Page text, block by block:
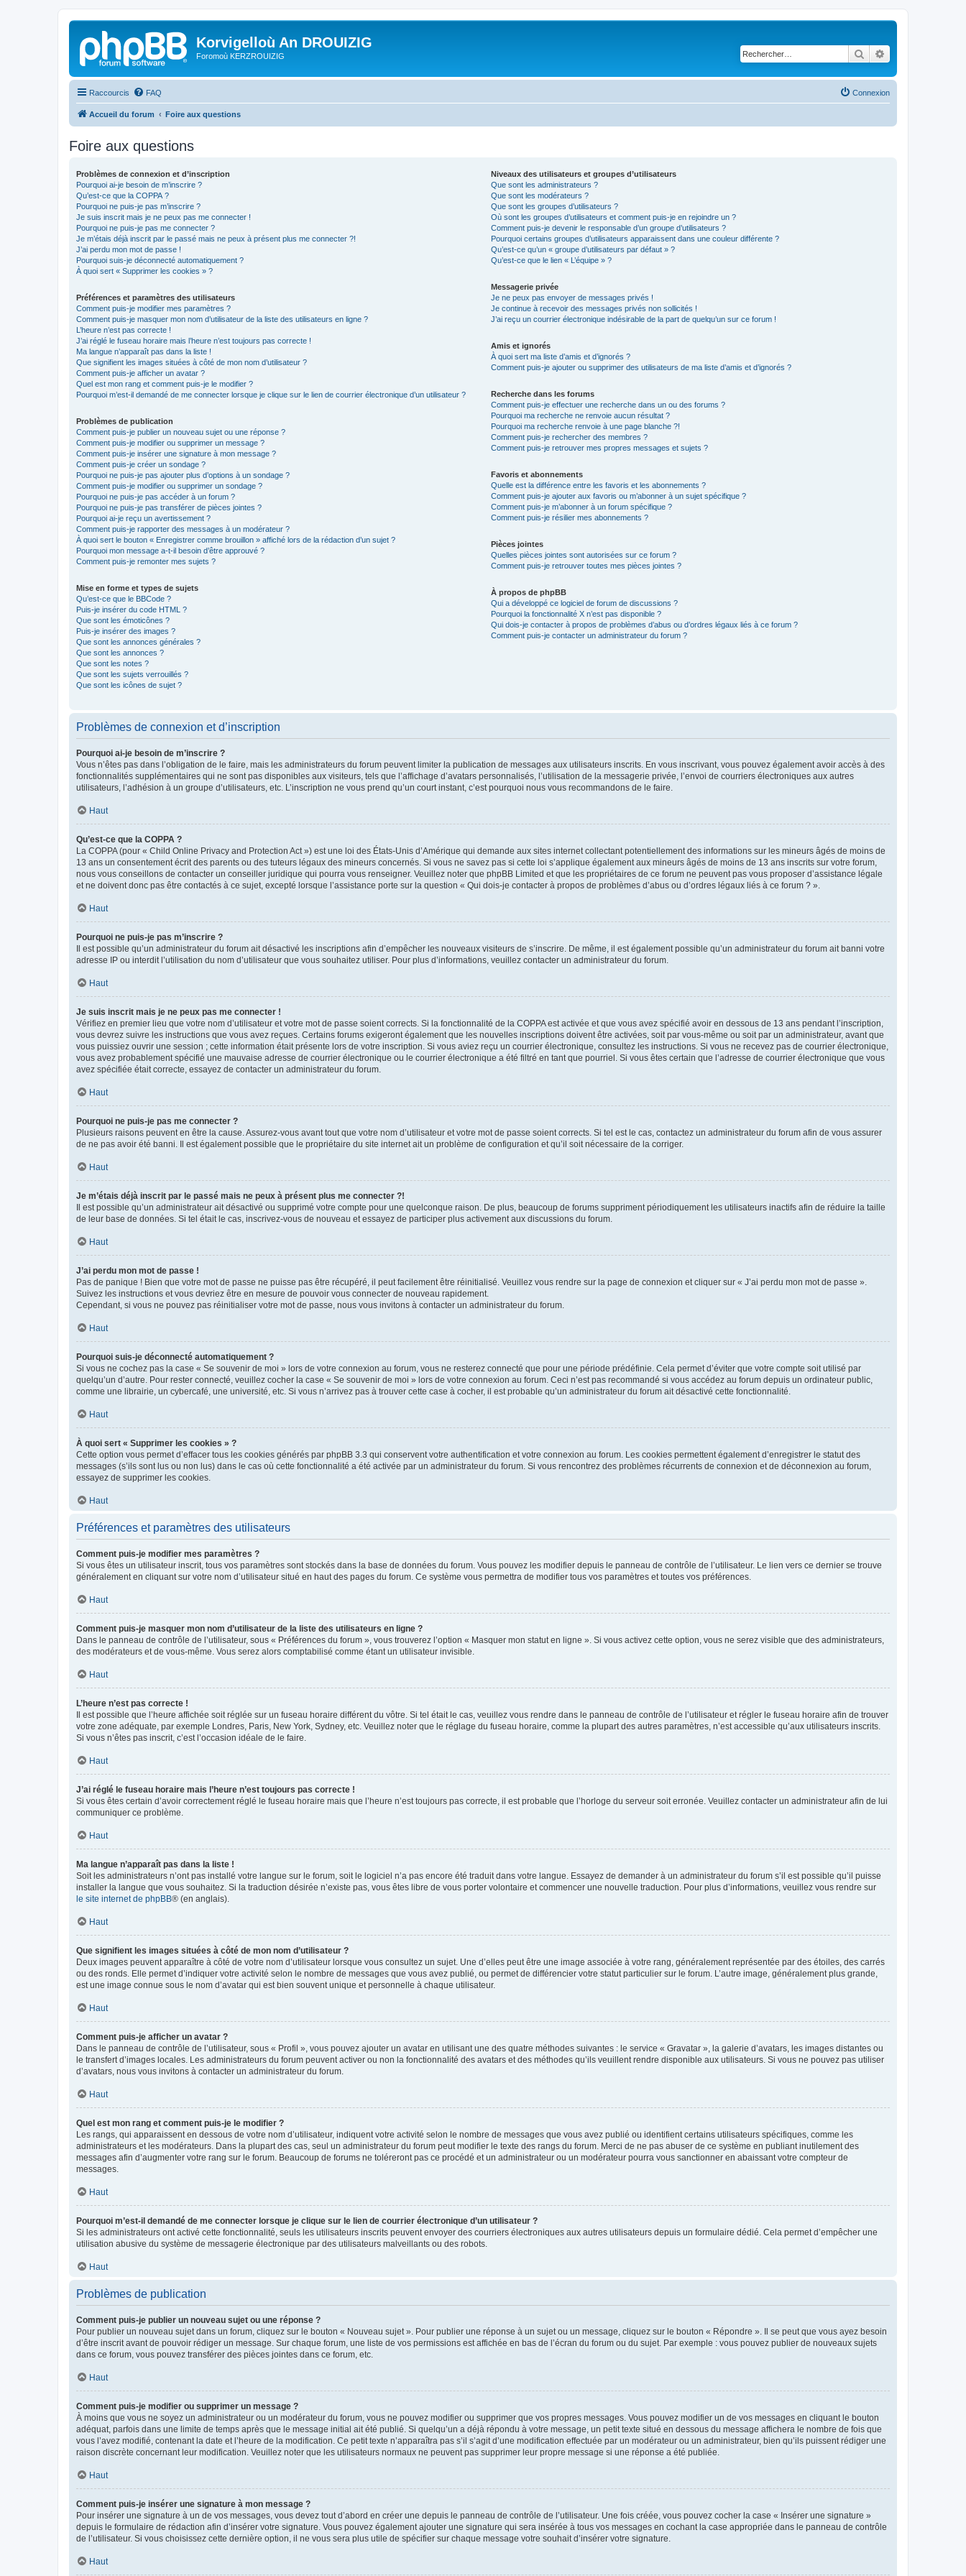
Korvigelloù An DROUIZIG
Foromoù KERZROUIZIG Rechercher
Raccourcis FAQ Connexion
Accueil du forum Foire aux questions
Foire aux questions
Problèmes de connexion et d’inscription
Pourquoi ai-je besoin de m’inscrire ?
Qu’est-ce que la COPPA ?
Pourquoi ne puis-je pas m’inscrire ?
Je suis inscrit mais je ne peux pas me connecter !
Pourquoi ne puis-je pas me connecter ?
Je m’étais déjà inscrit par le passé mais ne peux à présent plus me connecter ?!
J’ai perdu mon mot de passe !
Pourquoi suis-je déconnecté automatiquement ?
À quoi sert « Supprimer les cookies » ?
Préférences et paramètres des utilisateurs
Comment puis-je modifier mes paramètres ?
Comment puis-je masquer mon nom d’utilisateur de la liste des utilisateurs en ligne ?
L’heure n’est pas correcte !
J’ai réglé le fuseau horaire mais l’heure n’est toujours pas correcte !
Ma langue n’apparaît pas dans la liste !
Que signifient les images situées à côté de mon nom d’utilisateur ?
Comment puis-je afficher un avatar ?
Quel est mon rang et comment puis-je le modifier ?
Pourquoi m’est-il demandé de me connecter lorsque je clique sur le lien de courrier électronique d’un utilisateur ?
Problèmes de publication
Comment puis-je publier un nouveau sujet ou une réponse ?
Comment puis-je modifier ou supprimer un message ?
Comment puis-je insérer une signature à mon message ?
Comment puis-je créer un sondage ?
Pourquoi ne puis-je pas ajouter plus d’options à un sondage ?
Comment puis-je modifier ou supprimer un sondage ?
Pourquoi ne puis-je pas accéder à un forum ?
Pourquoi ne puis-je pas transférer de pièces jointes ?
Pourquoi ai-je reçu un avertissement ?
Comment puis-je rapporter des messages à un modérateur ?
À quoi sert le bouton « Enregistrer comme brouillon » affiché lors de la rédaction d’un sujet ?
Pourquoi mon message a-t-il besoin d’être approuvé ?
Comment puis-je remonter mes sujets ?
Mise en forme et types de sujets
Qu’est-ce que le BBCode ?
Puis-je insérer du code HTML ?
Que sont les émoticônes ?
Puis-je insérer des images ?
Que sont les annonces générales ?
Que sont les annonces ?
Que sont les notes ?
Que sont les sujets verrouillés ?
Que sont les icônes de sujet ?
Niveaux des utilisateurs et groupes d’utilisateurs
Que sont les administrateurs ?
Que sont les modérateurs ?
Que sont les groupes d’utilisateurs ?
Où sont les groupes d’utilisateurs et comment puis-je en rejoindre un ?
Comment puis-je devenir le responsable d’un groupe d’utilisateurs ?
Pourquoi certains groupes d’utilisateurs apparaissent dans une couleur différente ?
Qu’est-ce qu’un « groupe d’utilisateurs par défaut » ?
Qu’est-ce que le lien « L’équipe » ?
Messagerie privée
Je ne peux pas envoyer de messages privés !
Je continue à recevoir des messages privés non sollicités !
J’ai reçu un courrier électronique indésirable de la part de quelqu’un sur ce forum !
Amis et ignorés
À quoi sert ma liste d’amis et d’ignorés ?
Comment puis-je ajouter ou supprimer des utilisateurs de ma liste d’amis et d’ignorés ?
Recherche dans les forums
Comment puis-je effectuer une recherche dans un ou des forums ?
Pourquoi ma recherche ne renvoie aucun résultat ?
Pourquoi ma recherche renvoie à une page blanche ?!
Comment puis-je rechercher des membres ?
Comment puis-je retrouver mes propres messages et sujets ?
Favoris et abonnements
Quelle est la différence entre les favoris et les abonnements ?
Comment puis-je ajouter aux favoris ou m’abonner à un sujet spécifique ?
Comment puis-je m’abonner à un forum spécifique ?
Comment puis-je résilier mes abonnements ?
Pièces jointes
Quelles pièces jointes sont autorisées sur ce forum ?
Comment puis-je retrouver toutes mes pièces jointes ?
À propos de phpBB
Qui a développé ce logiciel de forum de discussions ?
Pourquoi la fonctionnalité X n’est pas disponible ?
Qui dois-je contacter à propos de problèmes d’abus ou d’ordres légaux liés à ce forum ?
Comment puis-je contacter un administrateur du forum ?
Problèmes de connexion et d’inscription
Pourquoi ai-je besoin de m’inscrire ?
Vous n’êtes pas dans l’obligation de le faire, mais les administrateurs du forum peuvent limiter la publication de messages aux utilisateurs inscrits. En vous inscrivant, vous pouvez également avoir accès à des
fonctionnalités supplémentaires qui ne sont pas disponibles aux visiteurs, tels que l’affichage d’avatars personnalisés, l’utilisation de la messagerie privée, l’envoi de courriers électroniques aux autres
utilisateurs, l’adhésion à un groupe d’utilisateurs, etc. L’inscription ne vous prend qu’un court instant, c’est pourquoi nous vous recommandons de le faire.
Haut
Qu’est-ce que la COPPA ?
La COPPA (pour « Child Online Privacy and Protection Act ») est une loi des États-Unis d’Amérique qui demande aux sites internet collectant potentiellement des informations sur les mineurs âgés de moins de
13 ans un consentement écrit des parents ou des tuteurs légaux des mineurs concernés. Si vous ne savez pas si cette loi s’applique également aux mineurs âgés de moins de 13 ans inscrits sur votre forum,
nous vous conseillons de contacter un conseiller juridique qui pourra vous renseigner. Veuillez noter que phpBB Limited et que les propriétaires de ce forum ne peuvent pas vous proposer d’assistance légale
et ne doivent donc pas être contactés à ce sujet, excepté lorsque l’assistance porte sur la question « Qui dois-je contacter à propos de problèmes d’abus ou d’ordres légaux liés à ce forum ? ».
Haut
Pourquoi ne puis-je pas m’inscrire ?
Il est possible qu’un administrateur du forum ait désactivé les inscriptions afin d’empêcher les nouveaux visiteurs de s’inscrire. De même, il est également possible qu’un administrateur du forum ait banni votre
adresse IP ou interdit l’utilisation du nom d’utilisateur que vous souhaitez utiliser. Pour plus d’informations, veuillez contacter un administrateur du forum.
Haut
Je suis inscrit mais je ne peux pas me connecter !
Vérifiez en premier lieu que votre nom d’utilisateur et votre mot de passe soient corrects. Si la fonctionnalité de la COPPA est activée et que vous avez spécifié avoir en dessous de 13 ans pendant l’inscription,
vous devrez suivre les instructions que vous avez reçues. Certains forums exigeront également que les nouvelles inscriptions doivent être activées, soit par vous-même ou soit par un administrateur, avant que
vous puissiez ouvrir une session ; cette information était présente lors de votre inscription. Si vous aviez reçu un courrier électronique, consultez les instructions. Si vous ne recevez pas de courrier électronique,
vous avez probablement spécifié une mauvaise adresse de courrier électronique ou le courrier électronique a été filtré en tant que pourriel. Si vous êtes certain que l’adresse de courrier électronique que vous
avez spécifiée était correcte, essayez de contacter un administrateur du forum.
Haut
Pourquoi ne puis-je pas me connecter ?
Plusieurs raisons peuvent en être la cause. Assurez-vous avant tout que votre nom d’utilisateur et votre mot de passe soient corrects. Si tel est le cas, contactez un administrateur du forum afin de vous assurer
de ne pas avoir été banni. Il est également possible que le propriétaire du site internet ait un problème de configuration et qu’il soit nécessaire de la corriger.
Haut
Je m’étais déjà inscrit par le passé mais ne peux à présent plus me connecter ?!
Il est possible qu’un administrateur ait désactivé ou supprimé votre compte pour une quelconque raison. De plus, beaucoup de forums suppriment périodiquement les utilisateurs inactifs afin de réduire la taille
de leur base de données. Si tel était le cas, inscrivez-vous de nouveau et essayez de participer plus activement aux discussions du forum.
Haut
J’ai perdu mon mot de passe !
Pas de panique ! Bien que votre mot de passe ne puisse pas être récupéré, il peut facilement être réinitialisé. Veuillez vous rendre sur la page de connexion et cliquer sur « J’ai perdu mon mot de passe ».
Suivez les instructions et vous devriez être en mesure de pouvoir vous connecter de nouveau rapidement.
Cependant, si vous ne pouvez pas réinitialiser votre mot de passe, nous vous invitons à contacter un administrateur du forum.
Haut
Pourquoi suis-je déconnecté automatiquement ?
Si vous ne cochez pas la case « Se souvenir de moi » lors de votre connexion au forum, vous ne resterez connecté que pour une période prédéfinie. Cela permet d’éviter que votre compte soit utilisé par
quelqu’un d’autre. Pour rester connecté, veuillez cocher la case « Se souvenir de moi » lors de votre connexion au forum. Ceci n’est pas recommandé si vous accédez au forum depuis un ordinateur public,
comme une librairie, un cybercafé, une université, etc. Si vous n’arrivez pas à trouver cette case à cocher, il est probable qu’un administrateur du forum ait désactivé cette fonctionnalité.
Haut
À quoi sert « Supprimer les cookies » ?
Cette option vous permet d’effacer tous les cookies générés par phpBB 3.3 qui conservent votre authentification et votre connexion au forum. Les cookies permettent également d’enregistrer le statut des
messages (s’ils sont lus ou non lus) dans le cas où cette fonctionnalité a été activée par un administrateur du forum. Si vous rencontrez des problèmes récurrents de connexion et de déconnexion au forum,
essayez de supprimer les cookies.
Haut
Préférences et paramètres des utilisateurs
Comment puis-je modifier mes paramètres ?
Si vous êtes un utilisateur inscrit, tous vos paramètres sont stockés dans la base de données du forum. Vous pouvez les modifier depuis le panneau de contrôle de l’utilisateur. Le lien vers ce dernier se trouve
généralement en cliquant sur votre nom d’utilisateur situé en haut des pages du forum. Ce système vous permettra de modifier tous vos paramètres et toutes vos préférences.
Haut
Comment puis-je masquer mon nom d’utilisateur de la liste des utilisateurs en ligne ?
Dans le panneau de contrôle de l’utilisateur, sous « Préférences du forum », vous trouverez l’option « Masquer mon statut en ligne ». Si vous activez cette option, vous ne serez visible que des administrateurs,
des modérateurs et de vous-même. Vous serez alors comptabilisé comme étant un utilisateur invisible.
Haut
L’heure n’est pas correcte !
Il est possible que l’heure affichée soit réglée sur un fuseau horaire différent du vôtre. Si tel était le cas, veuillez vous rendre dans le panneau de contrôle de l’utilisateur et régler le fuseau horaire afin de trouver
votre zone adéquate, par exemple Londres, Paris, New York, Sydney, etc. Veuillez noter que le réglage du fuseau horaire, comme la plupart des autres paramètres, n’est accessible qu’aux utilisateurs inscrits.
Si vous n’êtes pas inscrit, c’est l’occasion idéale de le faire.
Haut
J’ai réglé le fuseau horaire mais l’heure n’est toujours pas correcte !
Si vous êtes certain d’avoir correctement réglé le fuseau horaire mais que l’heure n’est toujours pas correcte, il est probable que l’horloge du serveur soit erronée. Veuillez contacter un administrateur afin de lui
communiquer ce problème.
Haut
Ma langue n’apparaît pas dans la liste !
Soit les administrateurs n’ont pas installé votre langue sur le forum, soit le logiciel n’a pas encore été traduit dans votre langue. Essayez de demander à un administrateur du forum s’il est possible qu’il puisse
installer la langue que vous souhaitez. Si la traduction désirée n’existe pas, vous êtes libre de vous porter volontaire et commencer une nouvelle traduction. Pour plus d’informations, veuillez vous rendre sur
le site internet de phpBB® (en anglais).
Haut
Que signifient les images situées à côté de mon nom d’utilisateur ?
Deux images peuvent apparaître à côté de votre nom d’utilisateur lorsque vous consultez un sujet. Une d’elles peut être une image associée à votre rang, généralement représentée par des étoiles, des carrés
ou des ronds. Elle permet d’indiquer votre activité selon le nombre de messages que vous avez publié, ou permet de différencier votre statut particulier sur le forum. L’autre image, généralement plus grande,
est une image connue sous le nom d’avatar qui est bien souvent unique et personnelle à chaque utilisateur.
Haut
Comment puis-je afficher un avatar ?
Dans le panneau de contrôle de l’utilisateur, sous « Profil », vous pouvez ajouter un avatar en utilisant une des quatre méthodes suivantes : le service « Gravatar », la galerie d’avatars, les images distantes ou
le transfert d’images locales. Les administrateurs du forum peuvent activer ou non la fonctionnalité des avatars et des méthodes qu’ils veuillent rendre disponible aux utilisateurs. Si vous ne pouvez pas utiliser
d’avatars, nous vous invitons à contacter un administrateur du forum.
Haut
Quel est mon rang et comment puis-je le modifier ?
Les rangs, qui apparaissent en dessous de votre nom d’utilisateur, indiquent votre activité selon le nombre de messages que vous avez publié ou identifient certains utilisateurs spécifiques, comme les
administrateurs et les modérateurs. Dans la plupart des cas, seul un administrateur du forum peut modifier le texte des rangs du forum. Merci de ne pas abuser de ce système en publiant inutilement des
messages afin d’augmenter votre rang sur le forum. Beaucoup de forums ne toléreront pas ce procédé et un administrateur ou un modérateur pourra vous sanctionner en abaissant votre compteur de
messages.
Haut
Pourquoi m’est-il demandé de me connecter lorsque je clique sur le lien de courrier électronique d’un utilisateur ?
Si les administrateurs ont activé cette fonctionnalité, seuls les utilisateurs inscrits peuvent envoyer des courriers électroniques aux autres utilisateurs depuis un formulaire dédié. Cela permet d’empêcher une
utilisation abusive du système de messagerie électronique par des utilisateurs malveillants ou des robots.
Haut
Problèmes de publication
Comment puis-je publier un nouveau sujet ou une réponse ?
Pour publier un nouveau sujet dans un forum, cliquez sur le bouton « Nouveau sujet ». Pour publier une réponse à un sujet ou un message, cliquez sur le bouton « Répondre ». Il se peut que vous ayez besoin
d’être inscrit avant de pouvoir rédiger un message. Sur chaque forum, une liste de vos permissions est affichée en bas de l’écran du forum ou du sujet. Par exemple : vous pouvez publier de nouveaux sujets
dans ce forum, vous pouvez transférer des pièces jointes dans ce forum, etc.
Haut
Comment puis-je modifier ou supprimer un message ?
À moins que vous ne soyez un administrateur ou un modérateur du forum, vous ne pouvez modifier ou supprimer que vos propres messages. Vous pouvez modifier un de vos messages en cliquant le bouton
adéquat, parfois dans une limite de temps après que le message initial ait été publié. Si quelqu’un a déjà répondu à votre message, un petit texte situé en dessous du message affichera le nombre de fois que
vous l’avez modifié, contenant la date et l’heure de la modification. Ce petit texte n’apparaîtra pas s’il s’agit d’une modification effectuée par un modérateur ou un administrateur, bien qu’ils puissent rédiger une
raison discrète concernant leur modification. Veuillez noter que les utilisateurs normaux ne peuvent pas supprimer leur propre message si une réponse a été publiée.
Haut
Comment puis-je insérer une signature à mon message ?
Pour insérer une signature à un de vos messages, vous devez tout d’abord en créer une depuis le panneau de contrôle de l’utilisateur. Une fois créée, vous pouvez cocher la case « Insérer une signature »
depuis le formulaire de rédaction afin d’insérer votre signature. Vous pouvez également ajouter une signature qui sera insérée à tous vos messages en cochant la case appropriée dans le panneau de contrôle
de l’utilisateur. Si vous choisissez cette dernière option, il ne vous sera plus utile de spécifier sur chaque message votre souhait d’insérer votre signature.
Haut